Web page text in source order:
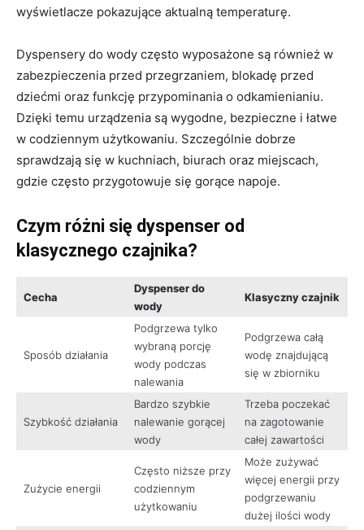
wyświetlacze pokazujące aktualną temperaturę.
Dyspensery do wody często wyposażone są również w
zabezpieczenia przed przegrzaniem, blokadę przed
dziećmi oraz funkcję przypominania o odkamienianiu.
Dzięki temu urządzenia są wygodne, bezpieczne i łatwe
w codziennym użytkowaniu. Szczególnie dobrze
sprawdzają się w kuchniach, biurach oraz miejscach,
gdzie często przygotowuje się gorące napoje.
Czym różni się dyspenser od
klasycznego czajnika?
Cecha
Dyspenser do
wody
Klasyczny czajnik
Sposób działania
Podgrzewa tylko
wybraną porcję
wody podczas
nalewania
Podgrzewa całą
wodę znajdującą
się w zbiorniku
Szybkość działania
Bardzo szybkie
nalewanie gorącej
wody
Trzeba poczekać
na zagotowanie
całej zawartości
Zużycie energii
Często niższe przy
codziennym
użytkowaniu
Może zużywać
więcej energii przy
podgrzewaniu
dużej ilości wody